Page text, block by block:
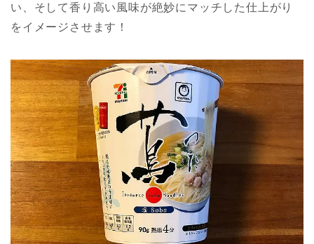
い、そして香り高い風味が絶妙にマッチした仕上がり
をイメージさせます！